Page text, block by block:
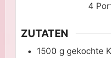
4
ZUTATEN
1500 g gekochte